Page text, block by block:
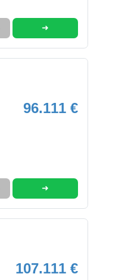
➜
96.111 €
➜
107.111 €